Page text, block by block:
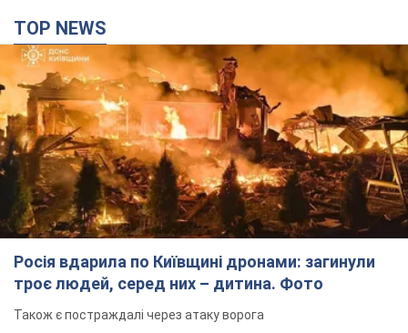
TOP NEWS
Росія вдарила по Київщині дронами: загинули
троє людей, серед них – дитина. Фото
Також є постраждалі через атаку ворога